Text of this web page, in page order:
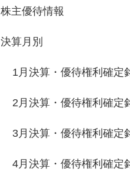
株主優待情報
決算月別
1月決算・優待権利確定
2月決算・優待権利確定
3月決算・優待権利確定
4月決算・優待権利確定